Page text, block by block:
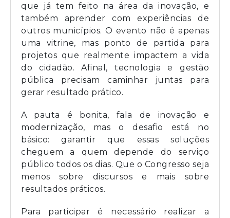
que já tem feito na área da inovação, e
também aprender com experiências de
outros municípios. O evento não é apenas
uma vitrine, mas ponto de partida para
projetos que realmente impactem a vida
do cidadão. Afinal, tecnologia e gestão
pública precisam caminhar juntas para
gerar resultado prático.
A pauta é bonita, fala de inovação e
modernização, mas o desafio está no
básico: garantir que essas soluções
cheguem a quem depende do serviço
público todos os dias. Que o Congresso seja
menos sobre discursos e mais sobre
resultados práticos.
Para participar é necessário realizar a